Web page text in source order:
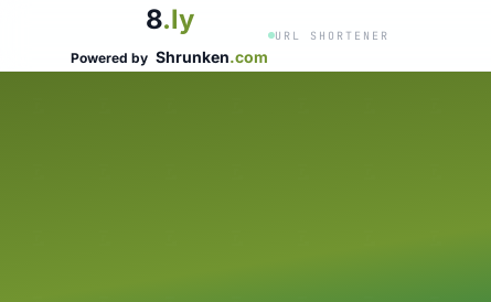
8.ly
Powered by Shrunken.com
URL SHORTENER